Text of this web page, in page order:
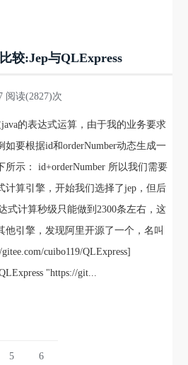
较:Jep与QLExpress
阅读(2827)次
的表达式运算，由于我的业务要求
要根据id和orderNumber动态生成一
示： id+orderNumber 所以我们需要
计算引擎，开始我们选择了jep，但后
式计算秒级只能做到2300条左右，这
他引擎，发现阿里开源了一个，名叫
cuibo119/QLExpress]
"https://git...
5 6